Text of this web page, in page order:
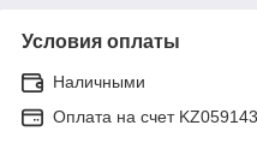
Условия оплаты
Наличными
Оплата на счет